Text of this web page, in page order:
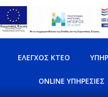
ΈΛΕΓΧΟΣ ΚΤΕΟ
ONLINE ΥΠΗΡΕΣΊΕΣ